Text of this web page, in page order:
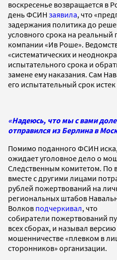
воскресенье возвращается в
день ФСИН заявила, что
задержания политика до
условного срока на реальный
компании «Ив Роше».
«систематических и
испытательного срока и
замене ему наказания. Сам
его испытательный срок
«Надеюсь, что мы с вами
отправился из Берлина в
Помимо поданного ФСИН
ожидает уголовное дело о
Следственным комитетом. По
вместе с другими лицами
рублей пожертвований на
региональных штабов
Волков подчеркивал, что
собиратели пожертвований
всех сборах, и называл
мошенничестве «плевком в
сторонников» организации.